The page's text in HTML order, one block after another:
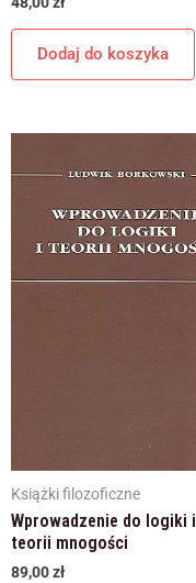
Dodaj do koszyka
Książki filozoficzne
Wprowadzenie do logiki i
teorii mnogości
89,00zł